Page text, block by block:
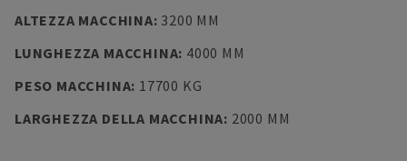
ALTEZZA MACCHINA: 3200 MM
LUNGHEZZA MACCHINA: 4000 MM
PESO MACCHINA: 17700 KG
LARGHEZZA DELLA MACCHINA: 2000 MM